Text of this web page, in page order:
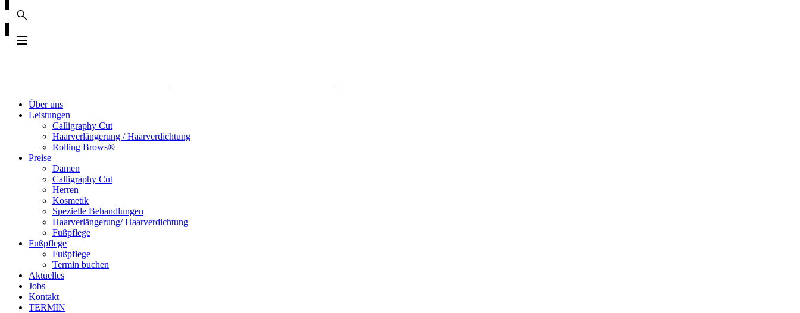
Über uns
Leistungen
Calligraphy Cut
Haarverlängerung / Haarverdichtung
Rolling Brows®
Preise
Damen
Calligraphy Cut
Herren
Kosmetik
Spezielle Behandlungen
Haarverlängerung/ Haarverdichtung
Fußpflege
Fußpflege
Fußpflege
Termin buchen
Aktuelles
Jobs
Kontakt
TERMIN